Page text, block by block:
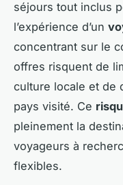
séjours tout inclus
l’expérience d’un
concentrant sur le
offres risquent de
culture locale et de
pays visité. Ce
pleinement la
voyageurs à
flexibles.